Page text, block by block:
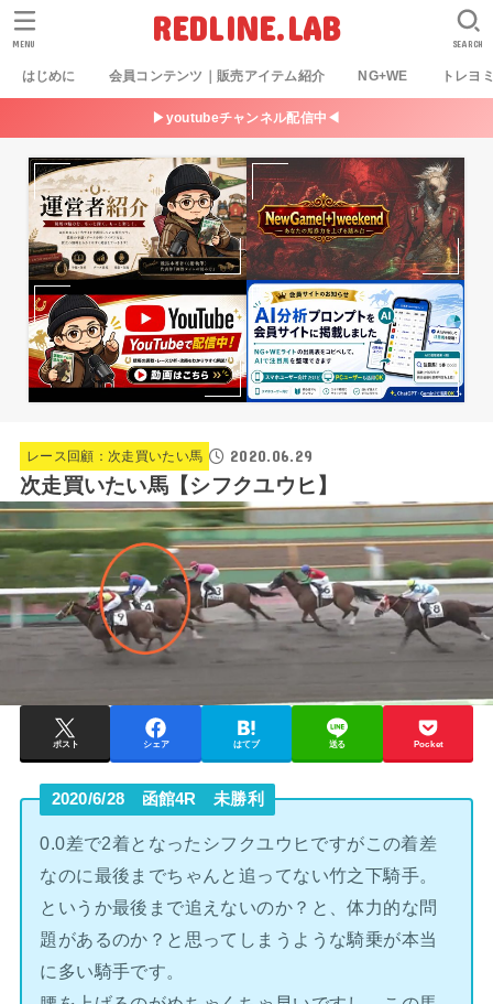
REDLINE.LAB
はじめに 会員コンテンツ｜販売アイテム紹介 NG+WE トレヨ
SEARCH
MENU
▶youtubeチャンネル配信中◀
レース回顧：次走買いたい馬 2020.06.29
次走買いたい馬【シフクユウヒ】
ポスト シェア はてブ 送る Pocket
2020/6/28 函館4R 未勝利
0.0差で2着となったシフクユウヒですがこの着差
なのに最後までちゃんと追ってない竹之下騎手。
というか最後まで追えないのか？と、体力的な問
題があるのか？と思ってしまうような騎乗が本当
に多い騎手です。